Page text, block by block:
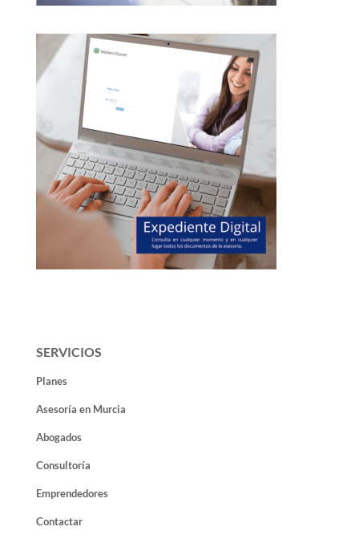
SERVICIOS
Planes
Asesoría en Murcia
Abogados
Consultoría
Emprendedores
Contactar